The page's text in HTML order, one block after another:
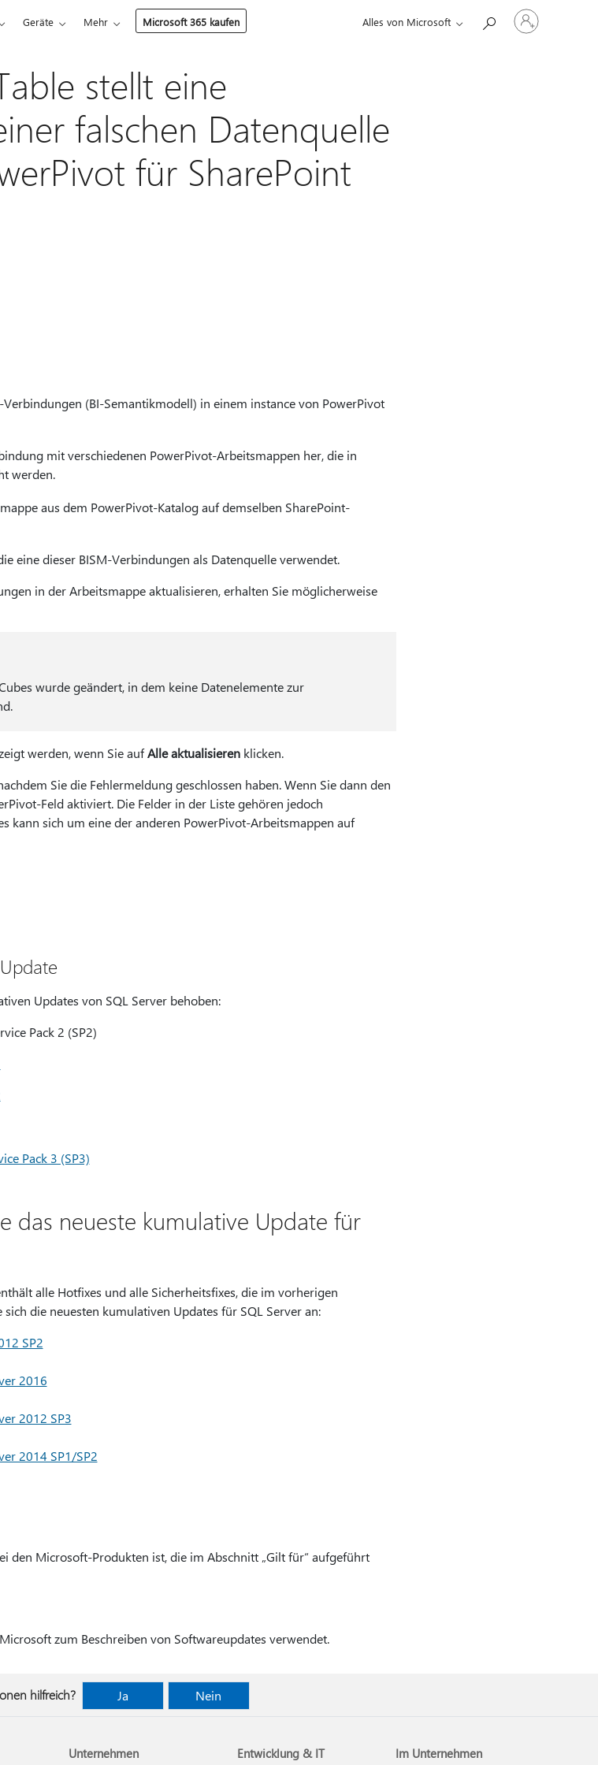
Geräte Mehr Microsoft 365 kaufen Alles von Microsoft
Bei
Ihrem
Konto
stellt eine
falschen Datenquelle
für SharePoint
(BI-Semantikmodell) in einem instance von PowerPivot
mit verschiedenen PowerPivot-Arbeitsmappen her, die in
werden.
aus dem PowerPivot-Katalog auf demselben SharePoint-
eine dieser BISM-Verbindungen als Datenquelle verwendet.
in der Arbeitsmappe aktualisieren, erhalten Sie möglicherweise
wurde geändert, in dem keine Datenelemente zur
werden, wenn Sie aufAlle aktualisierenklicken.
Sie die Fehlermeldung geschlossen haben. Wenn Sie dann den
Feld aktiviert. Die Felder in der Liste gehören jedoch
kann sich um eine der anderen PowerPivot-Arbeitsmappen auf
Updates von SQL Server behoben:
Pack 2 (SP2)
Pack 3 (SP3)
das neueste kumulative Update für
alle Hotfixes und alle Sicherheitsfixes, die im vorherigen
die neuesten kumulativen Updates für SQL Server an:
SP2
2016
2012 SP3
2014 SP1/SP2
den Microsoft-Produkten ist, die im Abschnitt „Gilt für“ aufgeführt
zum Beschreiben von Softwareupdates verwendet.
hilfreich? Ja Nein
Unternehmen Entwicklung & IT Im Unternehmen